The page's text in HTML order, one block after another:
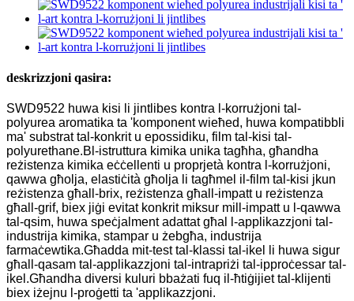
deskrizzjoni qasira:
SWD9522 huwa kisi li jintlibes kontra l-korrużjoni tal-
polyurea aromatika ta 'komponent wieħed, huwa kompatibbli
ma' substrat tal-konkrit u epossidiku, film tal-kisi tal-
polyurethane.Bl-istruttura kimika unika tagħha, għandha
reżistenza kimika eċċellenti u proprjetà kontra l-korrużjoni,
qawwa għolja, elastiċità għolja li tagħmel il-film tal-kisi jkun
reżistenza għall-brix, reżistenza għall-impatt u reżistenza
għall-grif, biex jiġi evitat konkrit miksur mill-impatt u l-qawwa
tal-qsim, huwa speċjalment adattat għal l-applikazzjoni tal-
industrija kimika, stampar u żebgħa, industrija
farmaċewtika.Għadda mit-test tal-klassi tal-ikel li huwa sigur
għall-qasam tal-applikazzjoni tal-intrapriżi tal-ipproċessar tal-
ikel.Għandha diversi kuluri bbażati fuq il-ħtiġijiet tal-klijenti
biex iżejnu l-proġetti ta 'applikazzjoni.